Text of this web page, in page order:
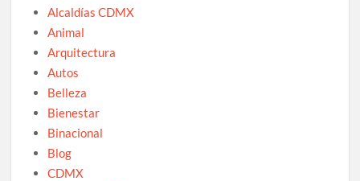
Alcaldías CDMX
Animal
Arquitectura
Autos
Belleza
Bienestar
Binacional
Blog
CDMX